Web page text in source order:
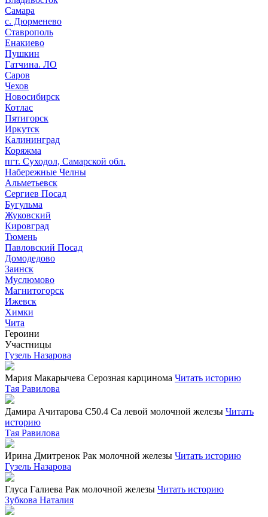
Самара
с. Дюрменево
Ставрополь
Енакиево
Пушкин
Гатчина. ЛО
Саров
Чехов
Новосибирск
Котлас
Пятигорск
Иркутск
Калининград
Коряжма
пгт. Суходол, Самарской обл.
Набережные Челны
Альметьевск
Сергиев Посад
Бугульма
Жуковский
Кировград
Тюмень
Павловский Посад
Домодедово
Заинск
Муслюмово
Магнитогорск
Ижевск
Химки
Чита
Героини
Участницы
Гузель Назарова
Мария Макарычева Серозная карцинома Читать историю
Тая Равилова
Дамира Ачитарова С50.4 Са левой молочной железы Читать
историю
Тая Равилова
Ирина Дмитренок Рак молочной железы Читать историю
Гузель Назарова
Глуса Галиева Рак молочной железы Читать историю
Зубкова Наталия